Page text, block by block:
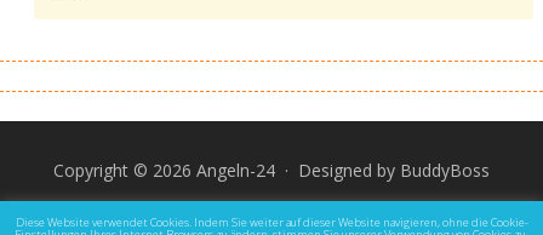
Copyright © 2026 Angeln-24 · Designed by BuddyBoss
Impressum Datenschutz und Rechtliche Hinweise
Diese Website verwendet Cookies. Indem Sie weiter auf dieser Website navigieren, ohne die Cookie-